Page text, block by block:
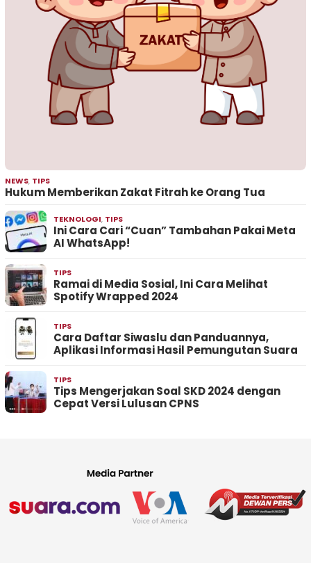
NEWS, TIPS
Hukum Memberikan Zakat Fitrah ke Orang Tua
TEKNOLOGI, TIPS
Ini Cara Cari “Cuan” Tambahan Pakai Meta
AI WhatsApp!
TIPS
Ramai di Media Sosial, Ini Cara Melihat
Spotify Wrapped 2024
TIPS
Cara Daftar Siwaslu dan Panduannya,
Aplikasi Informasi Hasil Pemungutan Suara
TIPS
Tips Mengerjakan Soal SKD 2024 dengan
Cepat Versi Lulusan CPNS